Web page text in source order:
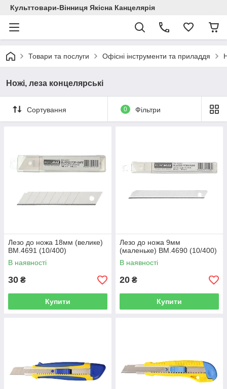
Культтовари-Вінниця Якісна Канцелярія
Товари та послуги Офісні інструменти та приладдя
Ножі, леза концелярські
Сортування 0 Фільтри
Лезо до ножа 18мм (велике)
BM.4691 (10/400)
В наявності
30 ₴
Купити
Лезо до ножа 9мм
(маленьке) BM.4690 (10/400)
В наявності
20 ₴
Купити